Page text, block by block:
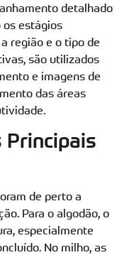
detalhado
os estágios
região e o tipo de
são utilizados
e imagens de
das áreas
Principais
de perto a
Para o algodão, o
especialmente
No milho, as